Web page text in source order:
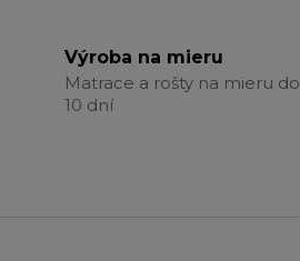
Výroba na mieru
Matrace a rošty na mieru do
10 dní